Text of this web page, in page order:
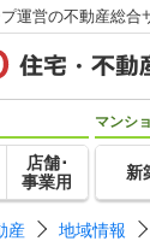
運営の不動産総合
店舗･
事業用
マンシ
新
産 地域情報